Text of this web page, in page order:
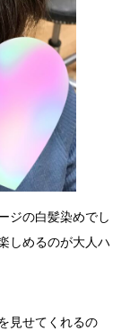
ジの白髪染めでし
しめるのが大人ハ
見せてくれるの